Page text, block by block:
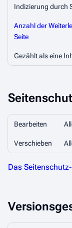
Indizierung durch
Anzahl der
Seite
Gezählt als eine
Bearbeiten
Verschieben
Das